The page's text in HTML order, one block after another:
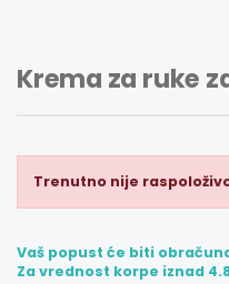
Krema za ruke
Trenutno nije
Vaš popust će biti
Za vrednost korpe iznad